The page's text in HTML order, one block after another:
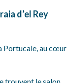
d’el Rey
Portucale, au cœur